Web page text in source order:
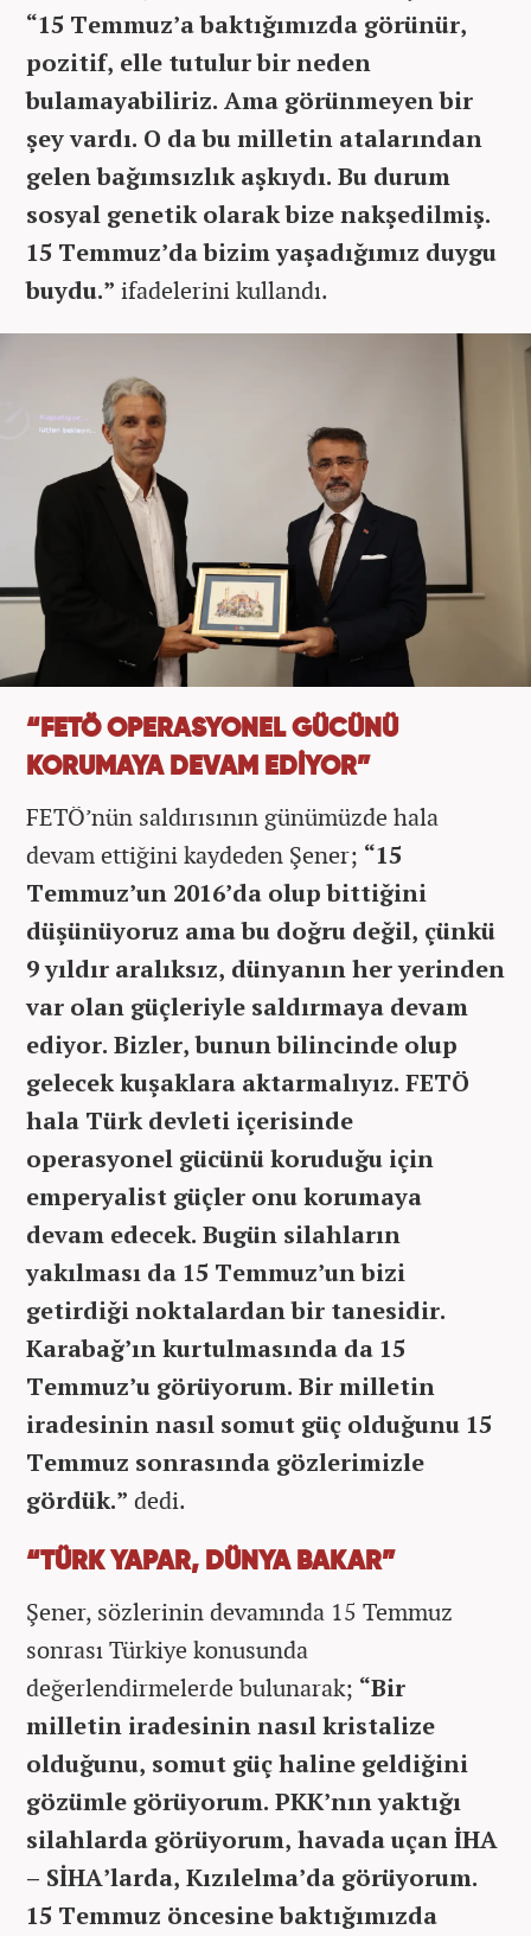
“15 Temmuz’a baktığımızda görünür,
pozitif, elle tutulur bir neden
bulamayabiliriz. Ama görünmeyen bir
şey vardı. O da bu milletin atalarından
gelen bağımsızlık aşkıydı. Bu durum
sosyal genetik olarak bize nakşedilmiş.
15 Temmuz’da bizim yaşadığımız duygu
buydu.” ifadelerini kullandı.
“FETÖ OPERASYONEL GÜCÜNÜ
KORUMAYA DEVAM EDİYOR”
FETÖ’nün saldırısının günümüzde hala
devam ettiğini kaydeden Şener; “15
Temmuz’un 2016’da olup bittiğini
düşünüyoruz ama bu doğru değil, çünkü
9 yıldır aralıksız, dünyanın her yerinden
var olan güçleriyle saldırmaya devam
ediyor. Bizler, bunun bilincinde olup
gelecek kuşaklara aktarmalıyız. FETÖ
hala Türk devleti içerisinde
operasyonel gücünü koruduğu için
emperyalist güçler onu korumaya
devam edecek. Bugün silahların
yakılması da 15 Temmuz’un bizi
getirdiği noktalardan bir tanesidir.
Karabağ’ın kurtulmasında da 15
Temmuz’u görüyorum. Bir milletin
iradesinin nasıl somut güç olduğunu 15
Temmuz sonrasında gözlerimizle
gördük.” dedi.
“TÜRK YAPAR, DÜNYA BAKAR”
Şener, sözlerinin devamında 15 Temmuz
sonrası Türkiye konusunda
değerlendirmelerde bulunarak; “Bir
milletin iradesinin nasıl kristalize
olduğunu, somut güç haline geldiğini
gözümle görüyorum. PKK’nın yaktığı
silahlarda görüyorum, havada uçan İHA
– SİHA’larda, Kızılelma’da görüyorum.
15 Temmuz öncesine baktığımızda